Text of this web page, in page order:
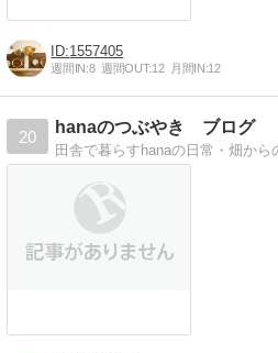
1557405
週間IN:8 週間OUT:12 月間IN:12
20
hanaのつぶやき ブログ